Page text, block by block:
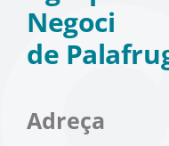
Negoci
de
Adreça